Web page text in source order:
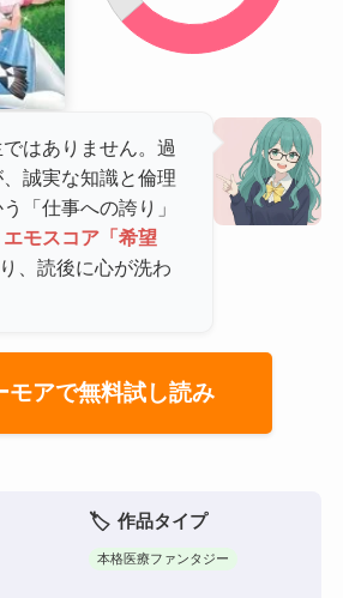
はありません。過
誠実な知識と倫理
「仕事への誇り」
エモスコア「希望
、読後に心が洗わ
モアで無料試し読み
作品タイプ
本格医療ファンタジー